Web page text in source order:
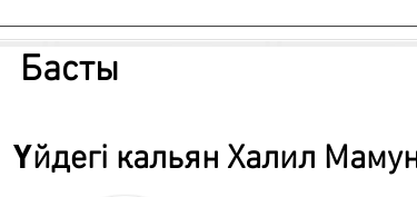
Басты
Үйдегі кальян Халил